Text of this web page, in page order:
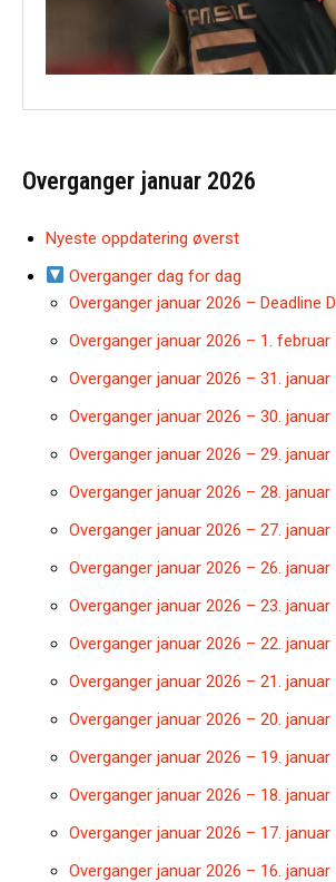
Overganger januar 2026
Nyeste oppdatering øverst
Overganger dag for dag
Overganger januar 2026 – Deadline
Overganger januar 2026 – 1. februar
Overganger januar 2026 – 31. januar
Overganger januar 2026 – 30. januar
Overganger januar 2026 – 29. januar
Overganger januar 2026 – 28. januar
Overganger januar 2026 – 27. januar
Overganger januar 2026 – 26. januar
Overganger januar 2026 – 23. januar
Overganger januar 2026 – 22. januar
Overganger januar 2026 – 21. januar
Overganger januar 2026 – 20. januar
Overganger januar 2026 – 19. januar
Overganger januar 2026 – 18. januar
Overganger januar 2026 – 17. januar
Overganger januar 2026 – 16. januar